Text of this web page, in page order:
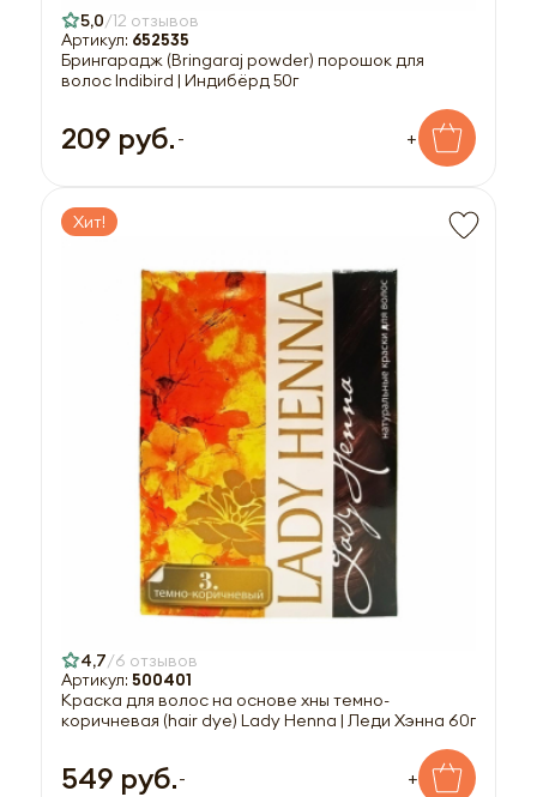
5,0 12 отзывов
Артикул: 652535
Брингарадж (Bringaraj powder) порошок для
волос Indibird | Индибёрд 50г
209 руб. - +
Хит!
4,7 6 отзывов
Артикул: 500401
Краска для волос на основе хны темно-
коричневая (hair dye) Lady Henna | Леди Хэнна 60г
549 руб.- +